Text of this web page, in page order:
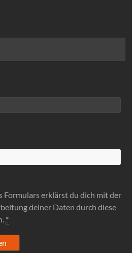
Formulars erklärst du dich mit der
deiner Daten durch diese
*